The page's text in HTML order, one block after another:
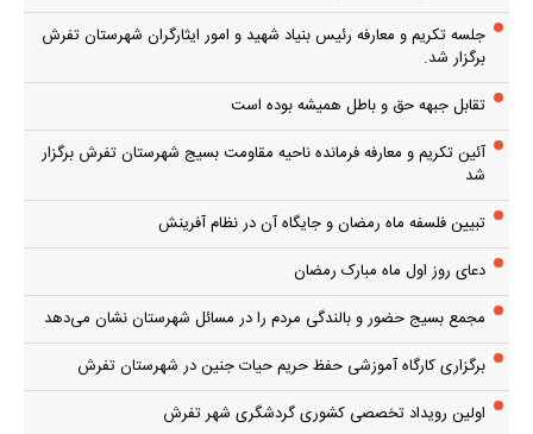
جلسه تکریم و معارفه رئیس بنیاد شهید و امور ایثارگران شهرستان تفرش
برگزار شد.
تقابل جبهه حق و باطل همیشه بوده است
آئین تکریم و معارفه فرمانده ناحیه مقاومت بسیج شهرستان تفرش برگزار
شد
تبیین فلسفه ماه رمضان و جایگاه آن در نظام آفرینش
دعای روز اول ماه مبارک رمضان
مجمع بسیج حضور و بالندگی مردم را در مسائل شهرستان نشان می‌دهد
برگزاری کارگاه آموزشی حفظ حریم حیات جنین در شهرستان تفرش
اولین رویداد تخصصی کشوری گردشگری شهر تفرش